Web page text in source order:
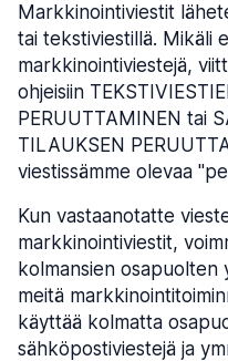
Markkinointiviestit
tai tekstiviestillä. Mikäli
markkinointiviestejä,
ohjeisiin
PERUUTTAMINEN tai
TILAUKSEN
viestissämme olevaa
Kun vastaanotatte
markkinointiviestit,
kolmansien
meitä
käyttää kolmatta
sähköpostiviestejä ja